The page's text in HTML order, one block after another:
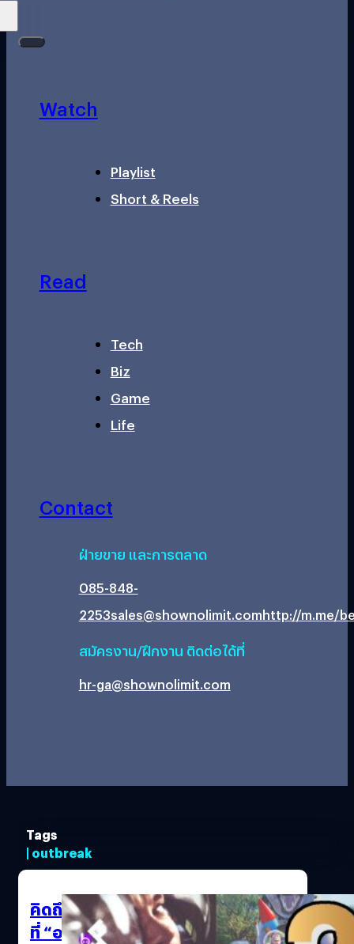
Watch
Playlist
Short & Reels
Read
Tech
Biz
Game
Life
Contact
ฝ่ายขาย และการตลาด
085-848-
2253sales@shownolimit.comhttp://m.me/
สมัครงาน/ฝึกงาน ติดต่อได้ที่
hr-ga@shownolimit.com
Tags
| outbreak
คิดถึงไหม? 20 หนังดัง-เปี่ยมคุณภาพ
ที่ “อายุครบ 25 ปี”